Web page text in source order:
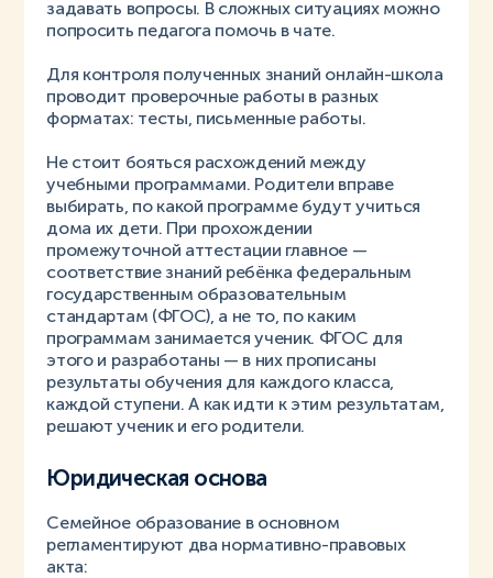
задавать вопросы. В сложных ситуациях можно
попросить педагога помочь в чате.
Для контроля полученных знаний онлайн-школа
проводит проверочные работы в разных
форматах: тесты, письменные работы.
Не стоит бояться расхождений между
учебными программами. Родители вправе
выбирать, по какой программе будут учиться
дома их дети. При прохождении
промежуточной аттестации главное —
соответствие знаний ребёнка федеральным
государственным образовательным
стандартам (ФГОС), а не то, по каким
программам занимается ученик. ФГОС для
этого и разработаны — в них прописаны
результаты обучения для каждого класса,
каждой ступени. А как идти к этим результатам,
решают ученик и его родители.
Юридическая основа
Семейное образование в основном
регламентируют два нормативно-правовых
акта: